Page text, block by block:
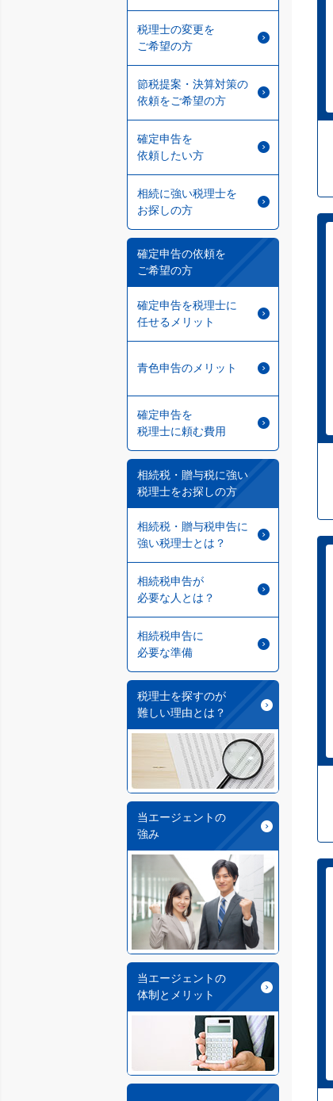
税理士の変更を
ご希望の方
節税提案・決算対策の
依頼をご希望の方
確定申告を
依頼したい方
相続に強い税理士を
お探しの方
確定申告の依頼を
ご希望の方
確定申告を税理士に
任せるメリット
青色申告のメリット
確定申告を
税理士に頼む費用
相続税・贈与税に強い
税理士をお探しの方
相続税・贈与税申告に
強い税理士とは？
相続税申告が
必要な人とは？
相続税申告に
必要な準備
税理士を探すのが
難しい理由とは？
当エージェントの
強み
当エージェントの
体制とメリット